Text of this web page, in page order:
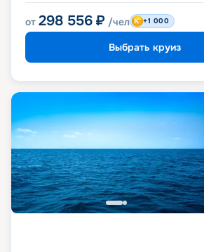
от 298 556 ₽ /чел +1 000
Выбрать круиз